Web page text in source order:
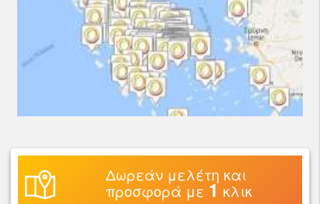
Δωρεάν μελέτη και
προσφορά με 1 κλικ